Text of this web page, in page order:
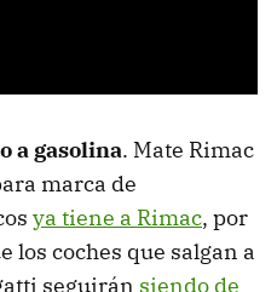
a gasolina. Mate Rimac
marca de
ya tiene a Rimac, por
los coches que salgan a
seguirán siendo de